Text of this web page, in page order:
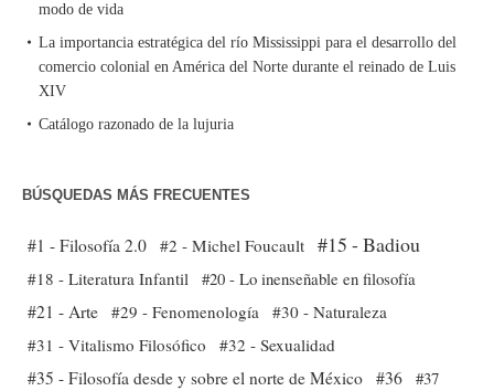
modo de vida
La importancia estratégica del río Mississippi para el desarrollo del
comercio colonial en América del Norte durante el reinado de Luis
XIV
Catálogo razonado de la lujuria
BÚSQUEDAS MÁS FRECUENTES
#1 - Filosofía 2.0 #2 - Michel Foucault #15 - Badiou
#18 - Literatura Infantil #20 - Lo inenseñable en filosofía
#21 - Arte #29 - Fenomenología #30 - Naturaleza
#31 - Vitalismo Filosófico
#32 - Sexualidad
#35 - Filosofía desde y sobre el norte de México #36 #37